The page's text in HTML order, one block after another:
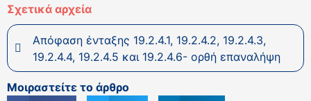
Σχετικά αρχεία
Απόφαση ένταξης 19.2.4.1, 19.2.4.2, 19.2.4.3,
19.2.4.4, 19.2.4.5 και 19.2.4.6- ορθή επαναλήψη
Μοιραστείτε το άρθρο